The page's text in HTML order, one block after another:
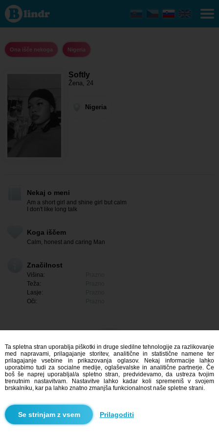
Softly -
Ona
išče
nekoga
Ona išče nekoga Nigeria
Softly
Žena, 24
Nigeria
Nekaj o meni
Am a short girl and shine girl but calm
I don't like long talk
Koga iščem
Calm, honest and caring Man
Značilnost
Višina:
Teža:
Lasje:
Oči:
Iskanje
Ta spletna stran uporablja piškotki in druge sledilne tehnologije za razlikovanje
med napravami, prilagajanje storitev, analitične in statistične namene ter
prilagajanje vsebine in prikazovanja oglasov. Nekaj informacije lahko
uporabimo tudi za socialne medije, oglaševalske in analitične partnerje. Če
boš še naprej uporabljal/a spletno stran, predvidevamo, da ustreza tvojim
trenutnim nastavitvam. Nastavitve lahko kadar koli spremeniš v svojem
brskalniku, kar pa lahko znatno zmanjša funkcionalnost naše spletne strani.
Prilagoditi